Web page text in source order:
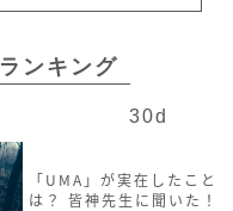
ランキング
30d
「UMA」が実在したこと
は？ 皆神先生に聞いた！